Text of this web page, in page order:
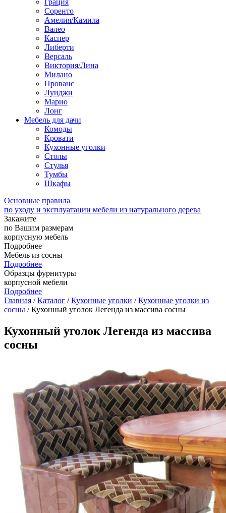
Грация
Соренто
Амелия/Камила
Валео
Каспер
Либерти
Версаль
Виктория/Лина
Милано
Прованс
Луиджи
Марио
Лонг
Мебель для дачи
Комоды
Кровати
Кухонные уголки
Столы
Стулья
Тумбы
Шкафы
Основные правила
по уходу и эксплуатации мебели из натурального дерева
Закажите
по Вашим размерам
корпусную мебель
Подробнее
Мебель из сосны
Подробнее
Образцы фурнитуры
корпусной мебели
Подробнее
Главная /Каталог /Кухонные уголки /Кухонные уголки из
сосны / Кухонный уголок Легенда из массива сосны
Кухонный уголок Легенда из массива
сосны